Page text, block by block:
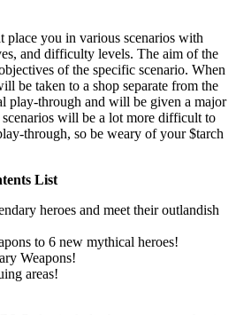
place you in various scenarios with
and difficulty levels. The aim of the
of the specific scenario. When
be taken to a shop separate from the
play-through and will be given a major
will be a lot more difficult to
through, so be weary of your $tarch
List
heroes and meet their outlandish
to 6 new mythical heroes!
Weapons!
areas!